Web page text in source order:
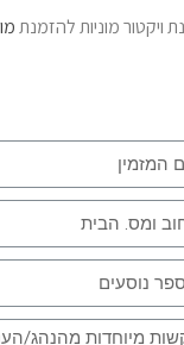
ויקטור מוניות להזמנת